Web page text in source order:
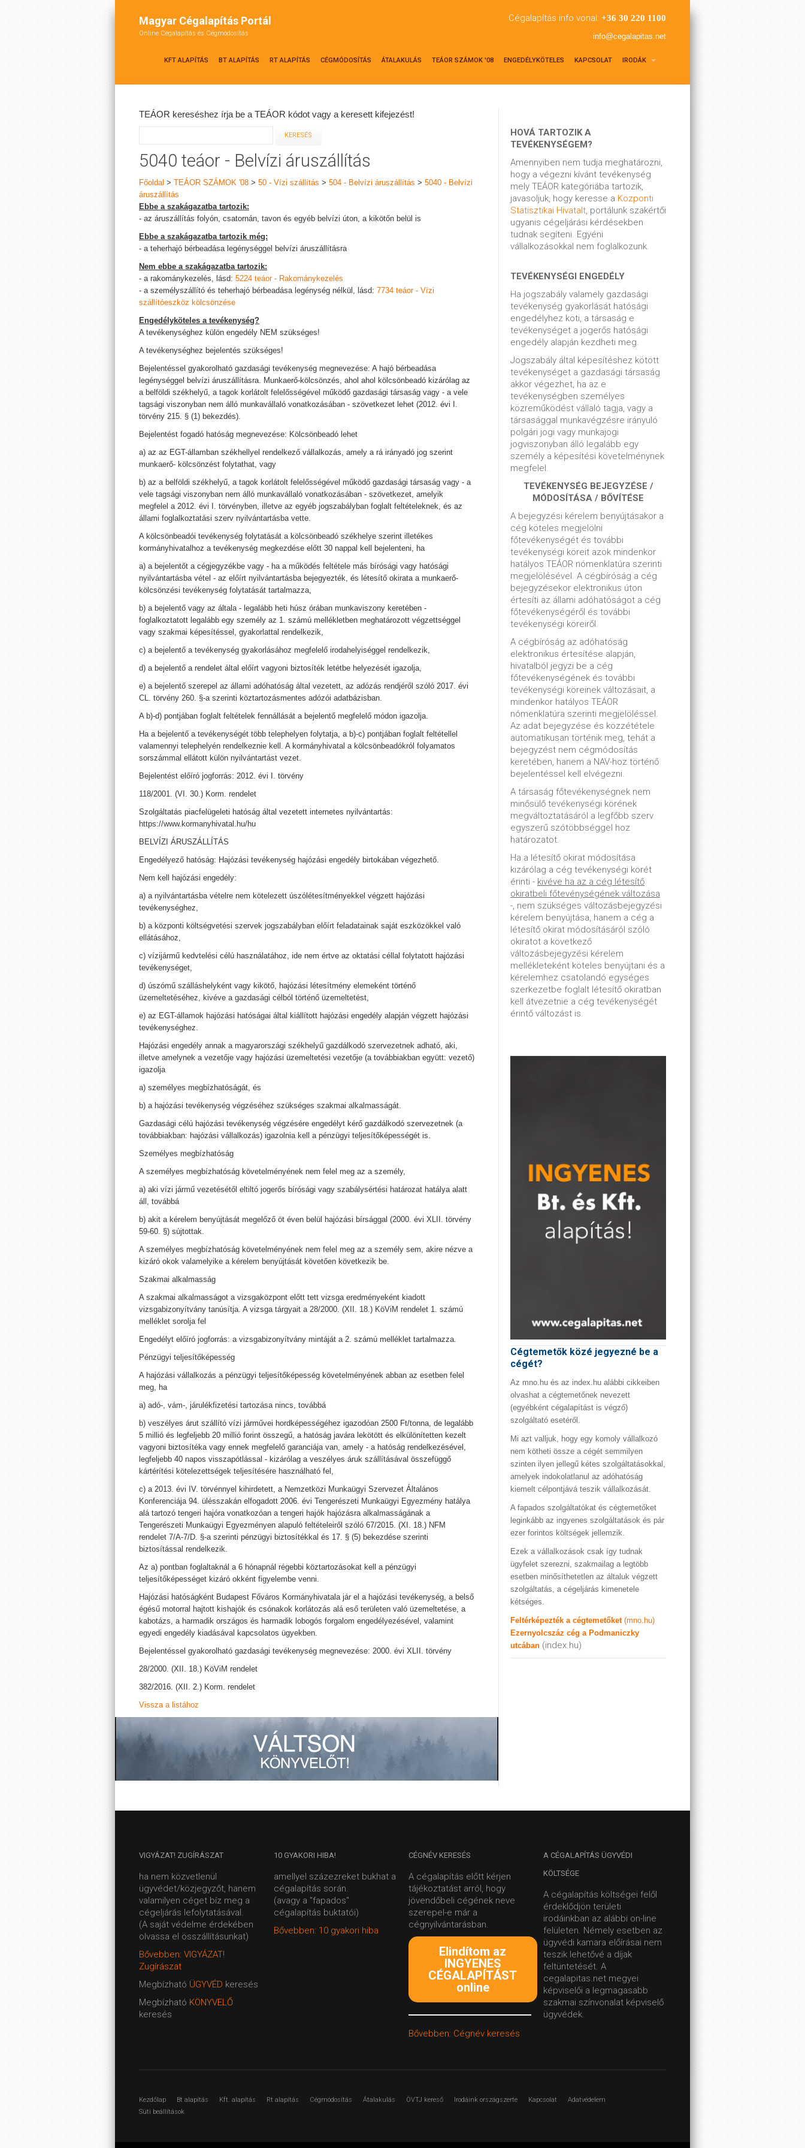
Magyar Cégalapítás Portál
Online Cégalapítás és Cégmódosítás
Cégalapítás info vonal: +36 30 220 1100
info@cegalapitas.net
KFT ALAPÍTÁS BT ALAPÍTÁS RT ALAPÍTÁS CÉGMÓDOSÍTÁS ÁTALAKULÁS TEÁOR SZÁMOK '08 ENGEDÉLYKÖTELES KAPCSOLAT IRODÁK
TEÁOR kereséshez írja be a TEÁOR kódot vagy a keresett kifejezést!
5040 teáor - Belvízi áruszállítás
Főoldal > TEÁOR SZÁMOK '08 > 50 - Vízi szállítás > 504 - Belvízi áruszállítás > 5040 - Belvízi
áruszállítás
Ebbe a szakágazatba tartozik:
- az áruszállítás folyón, csatornán, tavon és egyéb belvízi úton, a kikötőn belül is
Ebbe a szakágazatba tartozik még:
- a teherhajó bérbeadása legénységgel belvízi áruszállításra
Nem ebbe a szakágazatba tartozik:
- a rakománykezelés, lásd: 5224 teáor - Rakománykezelés
- a személyszállító és teherhajó bérbeadása legénység nélkül, lásd: 7734 teáor - Vízi
szállítóeszköz kölcsönzése
Engedélyköteles a tevékenység?
A tevékenységhez külön engedély NEM szükséges!
A tevékenységhez bejelentés szükséges!
Bejelentéssel gyakorolható gazdasági tevékenység megnevezése: A hajó bérbeadása
legénységgel belvízi áruszállításra. Munkaerő-kölcsönzés, ahol ahol kölcsönbeadó kizárólag az
a belföldi székhelyű, a tagok korlátolt felelősségével működő gazdasági társaság vagy - a vele
tagsági viszonyban nem álló munkavállaló vonatkozásában - szövetkezet lehet (2012. évi I.
törvény 215. § (1) bekezdés).
Bejelentést fogadó hatóság megnevezése: Kölcsönbeadó lehet
a) az az EGT-államban székhellyel rendelkező vállalkozás, amely a rá irányadó jog szerint
munkaerő- kölcsönzést folytathat, vagy
b) az a belföldi székhelyű, a tagok korlátolt felelősségével működő gazdasági társaság vagy - a
vele tagsági viszonyban nem álló munkavállaló vonatkozásában - szövetkezet, amelyik
megfelel a 2012. évi I. törvényben, illetve az egyéb jogszabályban foglalt feltételeknek, és az
állami foglalkoztatási szerv nyilvántartásba vette.
A kölcsönbeadói tevékenység folytatását a kölcsönbeadó székhelye szerint illetékes
kormányhivatalhoz a tevékenység megkezdése előtt 30 nappal kell bejelenteni, ha
a) a bejelentőt a cégjegyzékbe vagy - ha a működés feltétele más bírósági vagy hatósági
nyilvántartásba vétel - az előírt nyilvántartásba bejegyezték, és létesítő okirata a munkaerő-
kölcsönzési tevékenység folytatását tartalmazza,
b) a bejelentő vagy az általa - legalább heti húsz órában munkaviszony keretében -
foglalkoztatott legalább egy személy az 1. számú mellékletben meghatározott végzettséggel
vagy szakmai képesítéssel, gyakorlattal rendelkezik,
c) a bejelentő a tevékenység gyakorlásához megfelelő irodahelyiséggel rendelkezik,
d) a bejelentő a rendelet által előírt vagyoni biztosíték letétbe helyezését igazolja,
e) a bejelentő szerepel az állami adóhatóság által vezetett, az adózás rendjéről szóló 2017. évi
CL. törvény 260. §-a szerinti köztartozásmentes adózói adatbázisban.
A b)-d) pontjában foglalt feltételek fennállását a bejelentő megfelelő módon igazolja.
Ha a bejelentő a tevékenységét több telephelyen folytatja, a b)-c) pontjában foglalt feltétellel
valamennyi telephelyén rendelkeznie kell. A kormányhivatal a kölcsönbeadókról folyamatos
sorszámmal ellátott külön nyilvántartást vezet.
Bejelentést előíró jogforrás: 2012. évi I. törvény
118/2001. (VI. 30.) Korm. rendelet
Szolgáltatás piacfelügeleti hatóság által vezetett internetes nyilvántartás:
https://www.kormanyhivatal.hu/hu
BELVÍZI ÁRUSZÁLLÍTÁS
Engedélyező hatóság: Hajózási tevékenység hajózási engedély birtokában végezhető.
Nem kell hajózási engedély:
a) a nyilvántartásba vételre nem kötelezett úszólétesítményekkel végzett hajózási
tevékenységhez,
b) a központi költségvetési szervek jogszabályban előírt feladatainak saját eszközökkel való
ellátásához,
c) vízijármű kedvtelési célú használatához, ide nem értve az oktatási céllal folytatott hajózási
tevékenységet,
d) úszómű szálláshelyként vagy kikötő, hajózási létesítmény elemeként történő
üzemeltetéséhez, kivéve a gazdasági célból történő üzemeltetést,
e) az EGT-államok hajózási hatóságai által kiállított hajózási engedély alapján végzett hajózási
tevékenységhez.
Hajózási engedély annak a magyarországi székhelyű gazdálkodó szervezetnek adható, aki,
illetve amelynek a vezetője vagy hajózási üzemeltetési vezetője (a továbbiakban együtt: vezető)
igazolja
a) személyes megbízhatóságát, és
b) a hajózási tevékenység végzéséhez szükséges szakmai alkalmasságát.
Gazdasági célú hajózási tevékenység végzésére engedélyt kérő gazdálkodó szervezetnek (a
továbbiakban: hajózási vállalkozás) igazolnia kell a pénzügyi teljesítőképességét is.
Személyes megbízhatóság
A személyes megbízhatóság követelményének nem felel meg az a személy,
a) aki vízi jármű vezetésétől eltiltó jogerős bírósági vagy szabálysértési határozat hatálya alatt
áll, továbbá
b) akit a kérelem benyújtását megelőző öt éven belül hajózási bírsággal (2000. évi XLII. törvény
59-60. §) sújtottak.
A személyes megbízhatóság követelményének nem felel meg az a személy sem, akire nézve a
kizáró okok valamelyike a kérelem benyújtását követően következik be.
Szakmai alkalmasság
A szakmai alkalmasságot a vizsgaközpont előtt tett vizsga eredményeként kiadott
vizsgabizonyítvány tanúsítja. A vizsga tárgyait a 28/2000. (XII. 18.) KöViM rendelet 1. számú
melléklet sorolja fel
Engedélyt előíró jogforrás: a vizsgabizonyítvány mintáját a 2. számú melléklet tartalmazza.
Pénzügyi teljesítőképesség
A hajózási vállalkozás a pénzügyi teljesítőképesség követelményének abban az esetben felel
meg, ha
a) adó-, vám-, járulékfizetési tartozása nincs, továbbá
b) veszélyes árut szállító vízi járművei hordképességéhez igazodóan 2500 Ft/tonna, de legalább
5 millió és legfeljebb 20 millió forint összegű, a hatóság javára lekötött és elkülönítetten kezelt
vagyoni biztosítéka vagy ennek megfelelő garanciája van, amely - a hatóság rendelkezésével,
legfeljebb 40 napos visszapótlással - kizárólag a veszélyes áruk szállításával összefüggő
kártérítési kötelezettségek teljesítésére használható fel,
c) a 2013. évi IV. törvénnyel kihirdetett, a Nemzetközi Munkaügyi Szervezet Általános
Konferenciája 94. ülésszakán elfogadott 2006. évi Tengerészeti Munkaügyi Egyezmény hatálya
alá tartozó tengeri hajóra vonatkozóan a tengeri hajók hajózásra alkalmasságának a
Tengerészeti Munkaügyi Egyezményen alapuló feltételeiről szóló 67/2015. (XI. 18.) NFM
rendelet 7/A-7/D. §-a szerinti pénzügyi biztosítékkal és 17. § (5) bekezdése szerinti
biztosítással rendelkezik.
Az a) pontban foglaltaknál a 6 hónapnál régebbi köztartozásokat kell a pénzügyi
teljesítőképességet kizáró okként figyelembe venni.
Hajózási hatóságként Budapest Főváros Kormányhivatala jár el a hajózási tevékenység, a belső
égésű motorral hajtott kishajók és csónakok korlátozás alá eső területen való üzemeltetése, a
kabotázs, a harmadik országos és harmadik lobogós forgalom engedélyezésével, valamint
egyedi engedély kiadásával kapcsolatos ügyekben.
Bejelentéssel gyakorolható gazdasági tevékenység megnevezése: 2000. évi XLII. törvény
28/2000. (XII. 18.) KöViM rendelet
382/2016. (XII. 2.) Korm. rendelet
Vissza a listához
HOVÁ TARTOZIK A
TEVÉKENYSÉGEM?
Amennyiben nem tudja meghatározni,
hogy a végezni kívánt tevékenység
mely TEÁOR kategóriába tartozik,
javasoljuk, hogy keresse a Központi
Statisztikai Hivatalt, portálunk szakértői
ugyanis cégeljárási kérdésekben
tudnak segíteni. Egyéni
vállalkozásokkal nem foglalkozunk.
TEVÉKENYSÉGI ENGEDÉLY
Ha jogszabály valamely gazdasági
tevékenység gyakorlását hatósági
engedélyhez köti, a társaság e
tevékenységet a jogerős hatósági
engedély alapján kezdheti meg.
Jogszabály által képesítéshez kötött
tevékenységet a gazdasági társaság
akkor végezhet, ha az e
tevékenységben személyes
közreműködést vállaló tagja, vagy a
társasággal munkavégzésre irányuló
polgári jogi vagy munkajogi
jogviszonyban álló legalább egy
személy a képesítési követelménynek
megfelel.
TEVÉKENYSÉG BEJEGYZÉSE /
MÓDOSÍTÁSA / BŐVÍTÉSE
A bejegyzési kérelem benyújtásakor a
cég köteles megjelölni
főtevékenységét és további
tevékenységi köreit azok mindenkor
hatályos TEÁOR nómenklatúra szerinti
megjelölésével. A cégbíróság a cég
bejegyzésekor elektronikus úton
értesíti az állami adóhatóságot a cég
főtevékenységéről és további
tevékenységi köreiről.
A cégbíróság az adóhatóság
elektronikus értesítése alapján,
hivatalból jegyzi be a cég
főtevékenységének és további
tevékenységi köreinek változásait, a
mindenkor hatályos TEÁOR
nómenklatúra szerinti megjelöléssel.
Az adat bejegyzése és közzététele
automatikusan történik meg, tehát a
bejegyzést nem cégmódosítás
keretében, hanem a NAV-hoz történő
bejelentéssel kell elvégezni.
A társaság főtevékenységnek nem
minősülő tevékenységi körének
megváltoztatásáról a legfőbb szerv
egyszerű szótöbbséggel hoz
határozatot.
Ha a létesítő okirat módosítása
kizárólag a cég tevékenységi körét
érinti - kivéve ha az a cég létesítő
okiratbeli főtevénységének változása
-, nem szükséges változásbejegyzési
kérelem benyújtása, hanem a cég a
létesítő okirat módosításáról szóló
okiratot a következő
változásbejegyzési kérelem
mellékleteként köteles benyújtani és a
kérelemhez csatolandó egységes
szerkezetbe foglalt létesítő okiratban
kell átvezetnie a cég tevékenységét
érintő változást is.
Cégtemetők közé jegyezné be a
cégét?
Az mno.hu és az index.hu alábbi cikkeiben
olvashat a cégtemetőnek nevezett
(egyébként cégalapítást is végző)
szolgáltató esetéről.
Mi azt valljuk, hogy egy komoly vállalkozó
nem kötheti össze a cégét semmilyen
szinten ilyen jellegű kétes szolgáltatásokkal,
amelyek indokolatlanul az adóhatóság
kiemelt célpontjává teszik vállalkozását.
A fapados szolgáltatókat és cégtemetőket
leginkább az ingyenes szolgáltatások és pár
ezer forintos költségek jellemzik.
Ezek a vállalkozások csak így tudnak
ügyfelet szerezni, szakmailag a legtöbb
esetben minősíthetetlen az általuk végzett
szolgáltatás, a cégeljárás kimenetele
kétséges.
Feltérképezték a cégtemetőket (mno.hu)
Ezernyolcszáz cég a Podmaniczky
utcában (index.hu)
VIGYÁZAT! ZUGÍRÁSZAT
ha nem közvetlenül
ügyvédet/közjegyzőt, hanem
valamilyen céget bíz meg a
cégeljárás lefolytatásával.
(A saját védelme érdekében
olvassa el összállításunkat)
Bővebben: VIGYÁZAT!
Zugírászat
Megbízható ÜGYVÉD keresés
Megbízható KÖNYVELŐ
keresés
10 GYAKORI HIBA!
amellyel százezreket bukhat a
cégalapítás során.
(avagy a "fapados"
cégalapítás buktatói)
Bővebben: 10 gyakori hiba
CÉGNÉV KERESÉS
A cégalapítás előtt kérjen
tájékoztatást arról, hogy
jövendőbeli cégének neve
szerepel-e már a
cégnyilvántarásban.
Elindítom az
INGYENES
CÉGALAPÍTÁST
online
Bővebben: Cégnév keresés
A CÉGALAPÍTÁS ÜGYVÉDI
KÖLTSÉGE
A cégalapítás költségei felől
érdeklődjön területi
irodáinkban az alábbi on-line
felületen. Némely esetben az
ügyvédi kamara előírásai nem
teszik lehetővé a díjak
feltüntetését. A
cegalapitas.net megyei
képviselői a legmagasabb
szakmai színvonalat képviselő
ügyvédek.
Kezdőlap Bt alapítás Kft. alapítás Rt alapítás Cégmódosítás Átalakulás ÖVTJ kereső Irodáink országszerte Kapcsolat
Adatvédelem
Süti beállítások